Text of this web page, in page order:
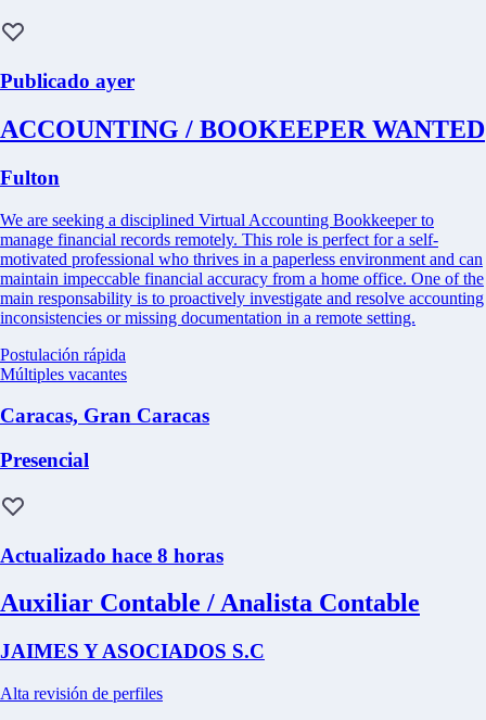
Publicado ayer
ACCOUNTING / BOOKEEPER WANTED
Fulton
We are seeking a disciplined Virtual Accounting Bookkeeper to
manage financial records remotely. This role is perfect for a self-
motivated professional who thrives in a paperless environment and can
maintain impeccable financial accuracy from a home office. One of the
main responsability is to proactively investigate and resolve accounting
inconsistencies or missing documentation in a remote setting.
Postulación rápida
Múltiples vacantes
Caracas, Gran Caracas
Presencial
Actualizado hace 8 horas
Auxiliar Contable / Analista Contable
JAIMES Y ASOCIADOS S.C
Alta revisión de perfiles